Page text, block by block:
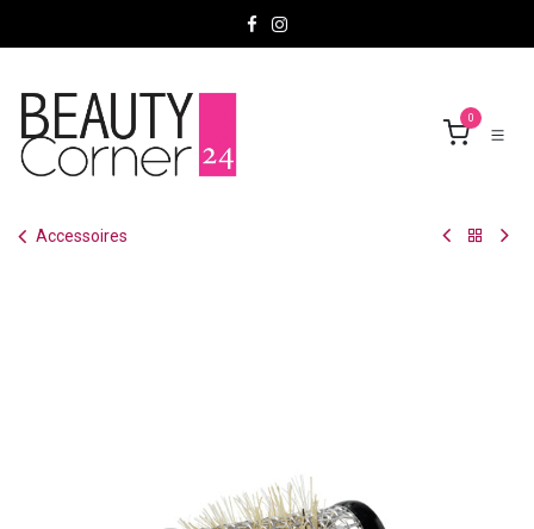
0
Accessoires